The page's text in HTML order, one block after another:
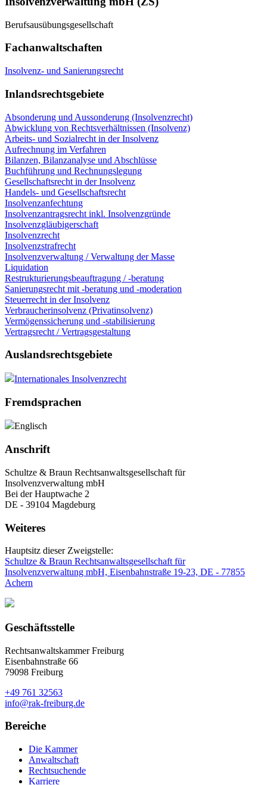
Berufsausübungsgesellschaft
Fachanwaltschaften
Insolvenz- und Sanierungsrecht
Inlandsrechtsgebiete
Absonderung und Aussonderung (Insolvenzrecht)
Abwicklung von Rechtsverhältnissen (Insolvenz)
Arbeits- und Sozialrecht in der Insolvenz
Aufrechnung im Verfahren
Bilanzen, Bilanzanalyse und Abschlüsse
Buchführung und Rechnungslegung
Gesellschaftsrecht in der Insolvenz
Handels- und Gesellschaftsrecht
Insolvenzanfechtung
Insolvenzantragsrecht inkl. Insolvenzgründe
Insolvenzgläubigerschaft
Insolvenzrecht
Insolvenzstrafrecht
Insolvenzverwaltung / Verwaltung der Masse
Liquidation
Restrukturierungsbeauftragung / -beratung
Sanierungsrecht mit -beratung und -moderation
Steuerrecht in der Insolvenz
Verbraucherinsolvenz (Privatinsolvenz)
Vermögenssicherung und -stabilisierung
Vertragsrecht / Vertragsgestaltung
Auslandsrechtsgebiete
Internationales Insolvenzrecht
Fremdsprachen
Englisch
Anschrift
Schultze & Braun Rechtsanwaltsgesellschaft für
Insolvenzverwaltung mbH
Bei der Hauptwache 2
DE - 39104 Magdeburg
Weiteres
Hauptsitz dieser Zweigstelle:
Schultze & Braun Rechtsanwaltsgesellschaft für
Insolvenzverwaltung mbH, Eisenbahnstraße 19-23, DE - 77855
Achern
Geschäftsstelle
Rechtsanwaltskammer Freiburg
Eisenbahnstraße 66
79098 Freiburg
+49 761 32563
info@rak-freiburg.de
Bereiche
Die Kammer
Anwaltschaft
Rechtsuchende
Karriere